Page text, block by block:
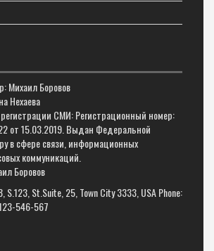
Михаил Боровов
Нехаева
СМИ: Регистрационный номер:
от 15.03.2019. Выдан Федеральной
в сфере связи, информационных
коммуникаций.
Боровов
S.123, St.Suite, 25, Town City 3333, USA Phone:
546-567